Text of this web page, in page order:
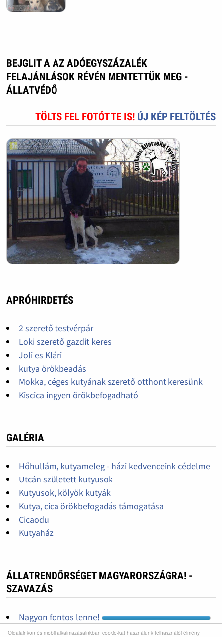
Oldalainkon és mobil alkalmazásainkban cookie-kat használunk felhasználói élmény
BEJGLIT A AZ ADÓEGYSZÁZALÉK
FELAJÁNLÁSOK RÉVÉN MENTETTÜK MEG -
ÁLLATVÉDŐ
TÖLTS FEL FOTÓT TE IS! ÚJ KÉP FELTÖLTÉS
APRÓHIRDETÉS
2 szerető testvérpár
Loki szerető gazdit keres
Joli es Klári
kutya örökbeadás
Mokka, céges kutyának szerető otthont keresünk
Kiscica ingyen örökbefogadható
GALÉRIA
Hőhullám, kutyameleg - házi kedvenceink cédelme
Utcán született kutyusok
Kutyusok, kölyök kutyák
Kutya, cica örökbefogadás támogatása
Cicaodu
Kutyaház
ÁLLATRENDŐRSÉGET MAGYARORSZÁGRA! -
SZAVAZÁS
Nagyon fontos lenne!
Nem lenne rossz, ha lenne!